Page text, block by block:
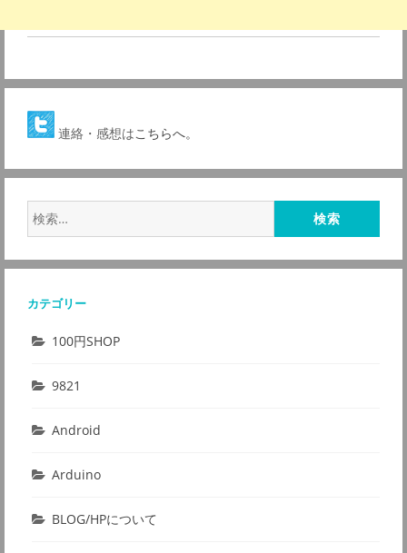
連絡・感想はこちらへ。
索:
カテゴリー
100円SHOP
9821
Android
Arduino
BLOG/HPについて